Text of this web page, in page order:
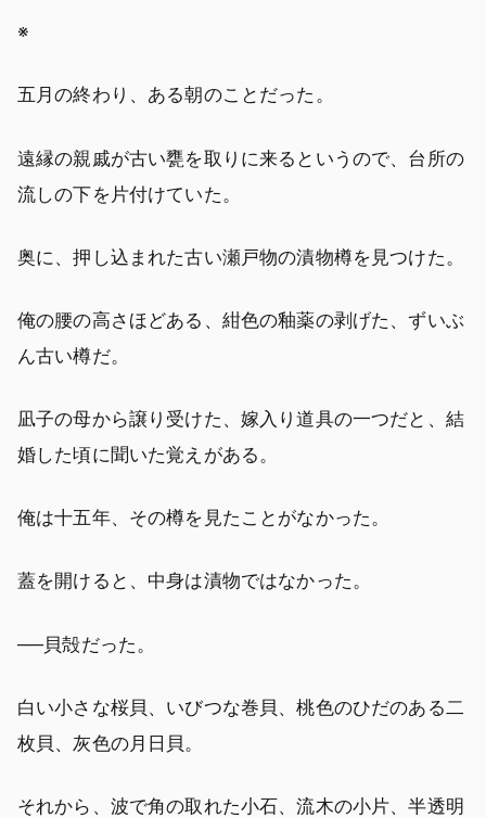
※
五月の終わり、ある朝のことだった。
遠縁の親戚が古い甕を取りに来るというので、台所の
流しの下を片付けていた。
奥に、押し込まれた古い瀬戸物の漬物樽を見つけた。
俺の腰の高さほどある、紺色の釉薬の剥げた、ずいぶ
ん古い樽だ。
凪子の母から譲り受けた、嫁入り道具の一つだと、結
婚した頃に聞いた覚えがある。
俺は十五年、その樽を見たことがなかった。
蓋を開けると、中身は漬物ではなかった。
──貝殻だった。
白い小さな桜貝、いびつな巻貝、桃色のひだのある二
枚貝、灰色の月日貝。
それから、波で角の取れた小石、流木の小片、半透明